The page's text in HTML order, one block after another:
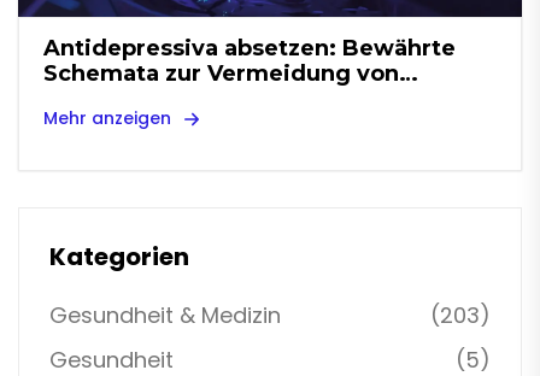
Antidepressiva absetzen: Bewährte
Schemata zur Vermeidung von
Mehr anzeigen
Kategorien
Gesundheit & Medizin
(203)
Gesundheit
(5)